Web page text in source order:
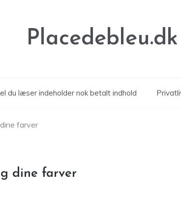
Placedebleu.dk
du læser indeholder nok betalt indhold
farver
dine farver